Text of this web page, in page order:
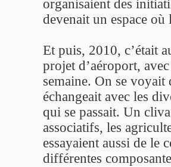
organisaient des
devenait un espace où
Et puis, 2010, c’était
projet d’aéroport,
semaine. On se voyait
échangeait avec les
qui se passait. Un
associatifs, les
essayaient aussi de le
différentes